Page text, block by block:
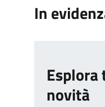
In
novità